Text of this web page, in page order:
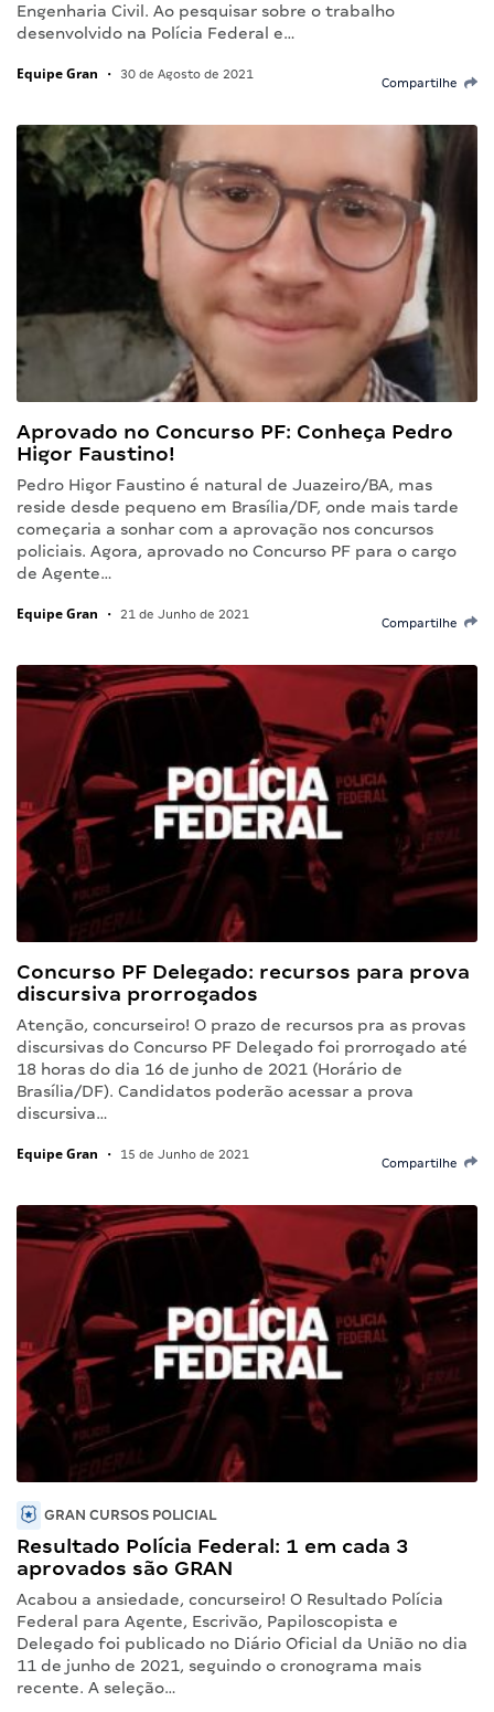
Engenharia Civil. Ao pesquisar sobre o trabalho
desenvolvido na Polícia Federal e…
Equipe Gran • 30 de Agosto de 2021
Compartilhe
Aprovado no Concurso PF: Conheça Pedro
Higor Faustino!
Pedro Higor Faustino é natural de Juazeiro/BA, mas
reside desde pequeno em Brasília/DF, onde mais tarde
começaria a sonhar com a aprovação nos concursos
policiais. Agora, aprovado no Concurso PF para o cargo
de Agente…
Equipe Gran • 21 de Junho de 2021
Compartilhe
Concurso PF Delegado: recursos para prova
discursiva prorrogados
Atenção, concurseiro! O prazo de recursos pra as provas
discursivas do Concurso PF Delegado foi prorrogado até
18 horas do dia 16 de junho de 2021 (Horário de
Brasília/DF). Candidatos poderão acessar a prova
discursiva…
Equipe Gran • 15 de Junho de 2021
Compartilhe
GRAN CURSOS POLICIAL
Resultado Polícia Federal: 1 em cada 3
aprovados são GRAN
Acabou a ansiedade, concurseiro! O Resultado Polícia
Federal para Agente, Escrivão, Papiloscopista e
Delegado foi publicado no Diário Oficial da União no dia
11 de junho de 2021, seguindo o cronograma mais
recente. A seleção…